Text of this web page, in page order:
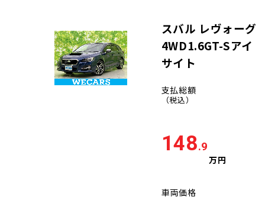
スバル レヴォーグ
4WD1.6GT-Sアイ
サイト
支払総額
（税込）
148.9
万円
車両価格